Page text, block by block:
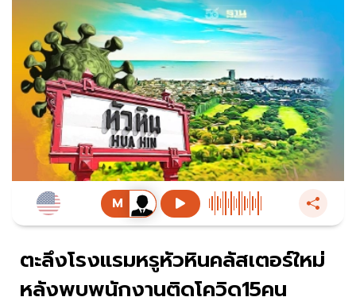
ตะลึงโรงแรมหรูหัวหินคลัสเตอร์ใหม่
หลังพบพนักงานติดโควิด15คน